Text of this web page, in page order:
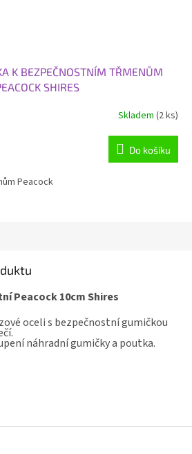
K BEZPEČNOSTNÍM TŘMENŮM
SHIRES
Skladem (2 ks)
Do košíku
Peacock
Peacock 10cm Shires
oceli s bezpečnostní gumičkou
náhradní gumičky a poutka.